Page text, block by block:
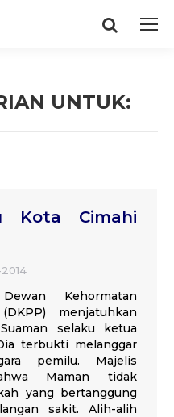
Search:
UNTUK:
Kota Cimahi
2014
Kehormatan
menjatuhkan
selaku ketua
terbukti melanggar
pemilu. Majelis
Maman tidak
yang bertanggung
sakit. Alih-alih